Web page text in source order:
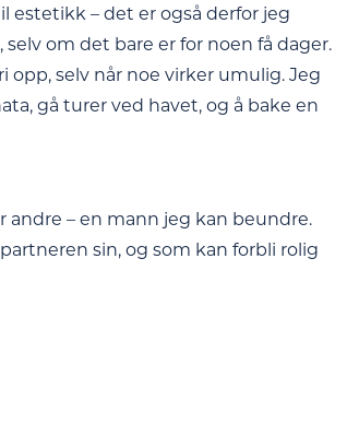
– det er også derfor jeg
om det bare er for noen få dager.
selv når noe virker umulig. Jeg
gå turer ved havet, og å bake en
andre – en mann jeg kan beundre.
sin, og som kan forbli rolig